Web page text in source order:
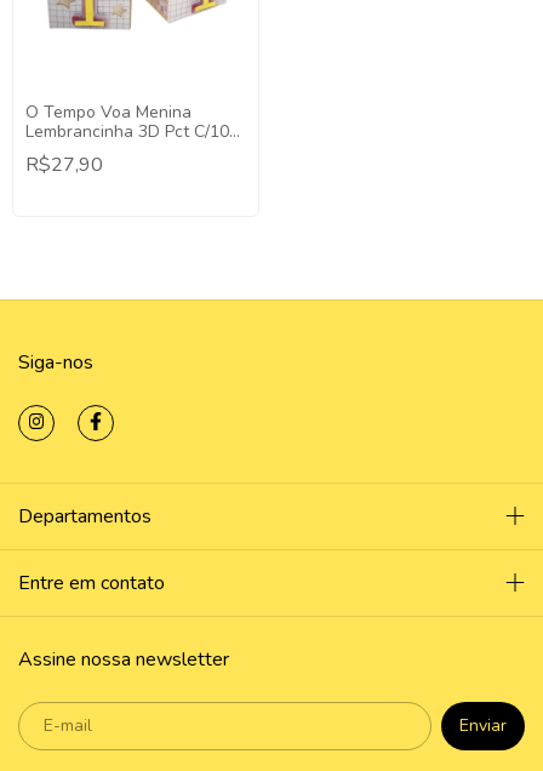
O Tempo Voa Menina
Lembrancinha 3D Pct C/10
Caixa Cenário O Tempo Voa
Lembrancinha Luxo O tempo
R$27,90
Siga-nos
Departamentos
Entre em contato
Assine nossa newsletter